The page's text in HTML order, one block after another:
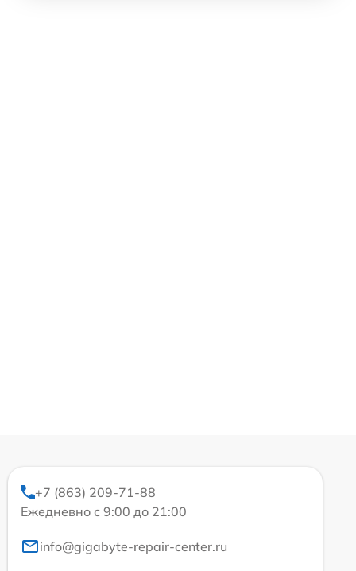
+7 (863) 209-71-88
Ежедневно с 9:00 до 21:00
info@gigabyte-repair-center.ru